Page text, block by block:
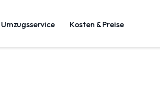
Umzugsservice Kosten & Preise